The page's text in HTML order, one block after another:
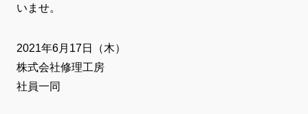
いませ。
2021年6月17日（木）
株式会社修理工房
社員一同